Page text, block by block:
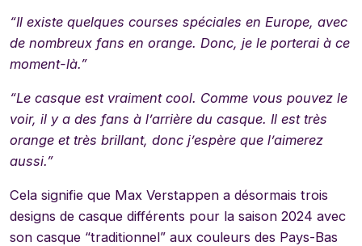
“Il existe quelques courses spéciales en Europe, avec
de nombreux fans en orange. Donc, je le porterai à ce
moment-là.”
“Le casque est vraiment cool. Comme vous pouvez le
voir, il y a des fans à l’arrière du casque. Il est très
orange et très brillant, donc j’espère que l’aimerez
aussi.”
Cela signifie que Max Verstappen a désormais trois
designs de casque différents pour la saison 2024 avec
son casque “traditionnel” aux couleurs des Pays-Bas